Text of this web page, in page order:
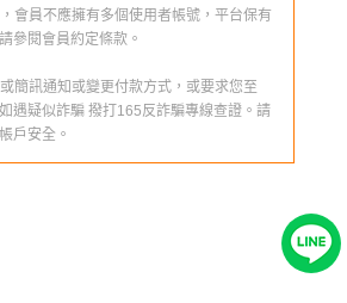
會員不應擁有多個使用者帳號，平台保有
參閱會員約定條款。
簡訊通知或變更付款方式，或要求您至
遇疑似詐騙 撥打165反詐騙專線查證。請
戶安全。